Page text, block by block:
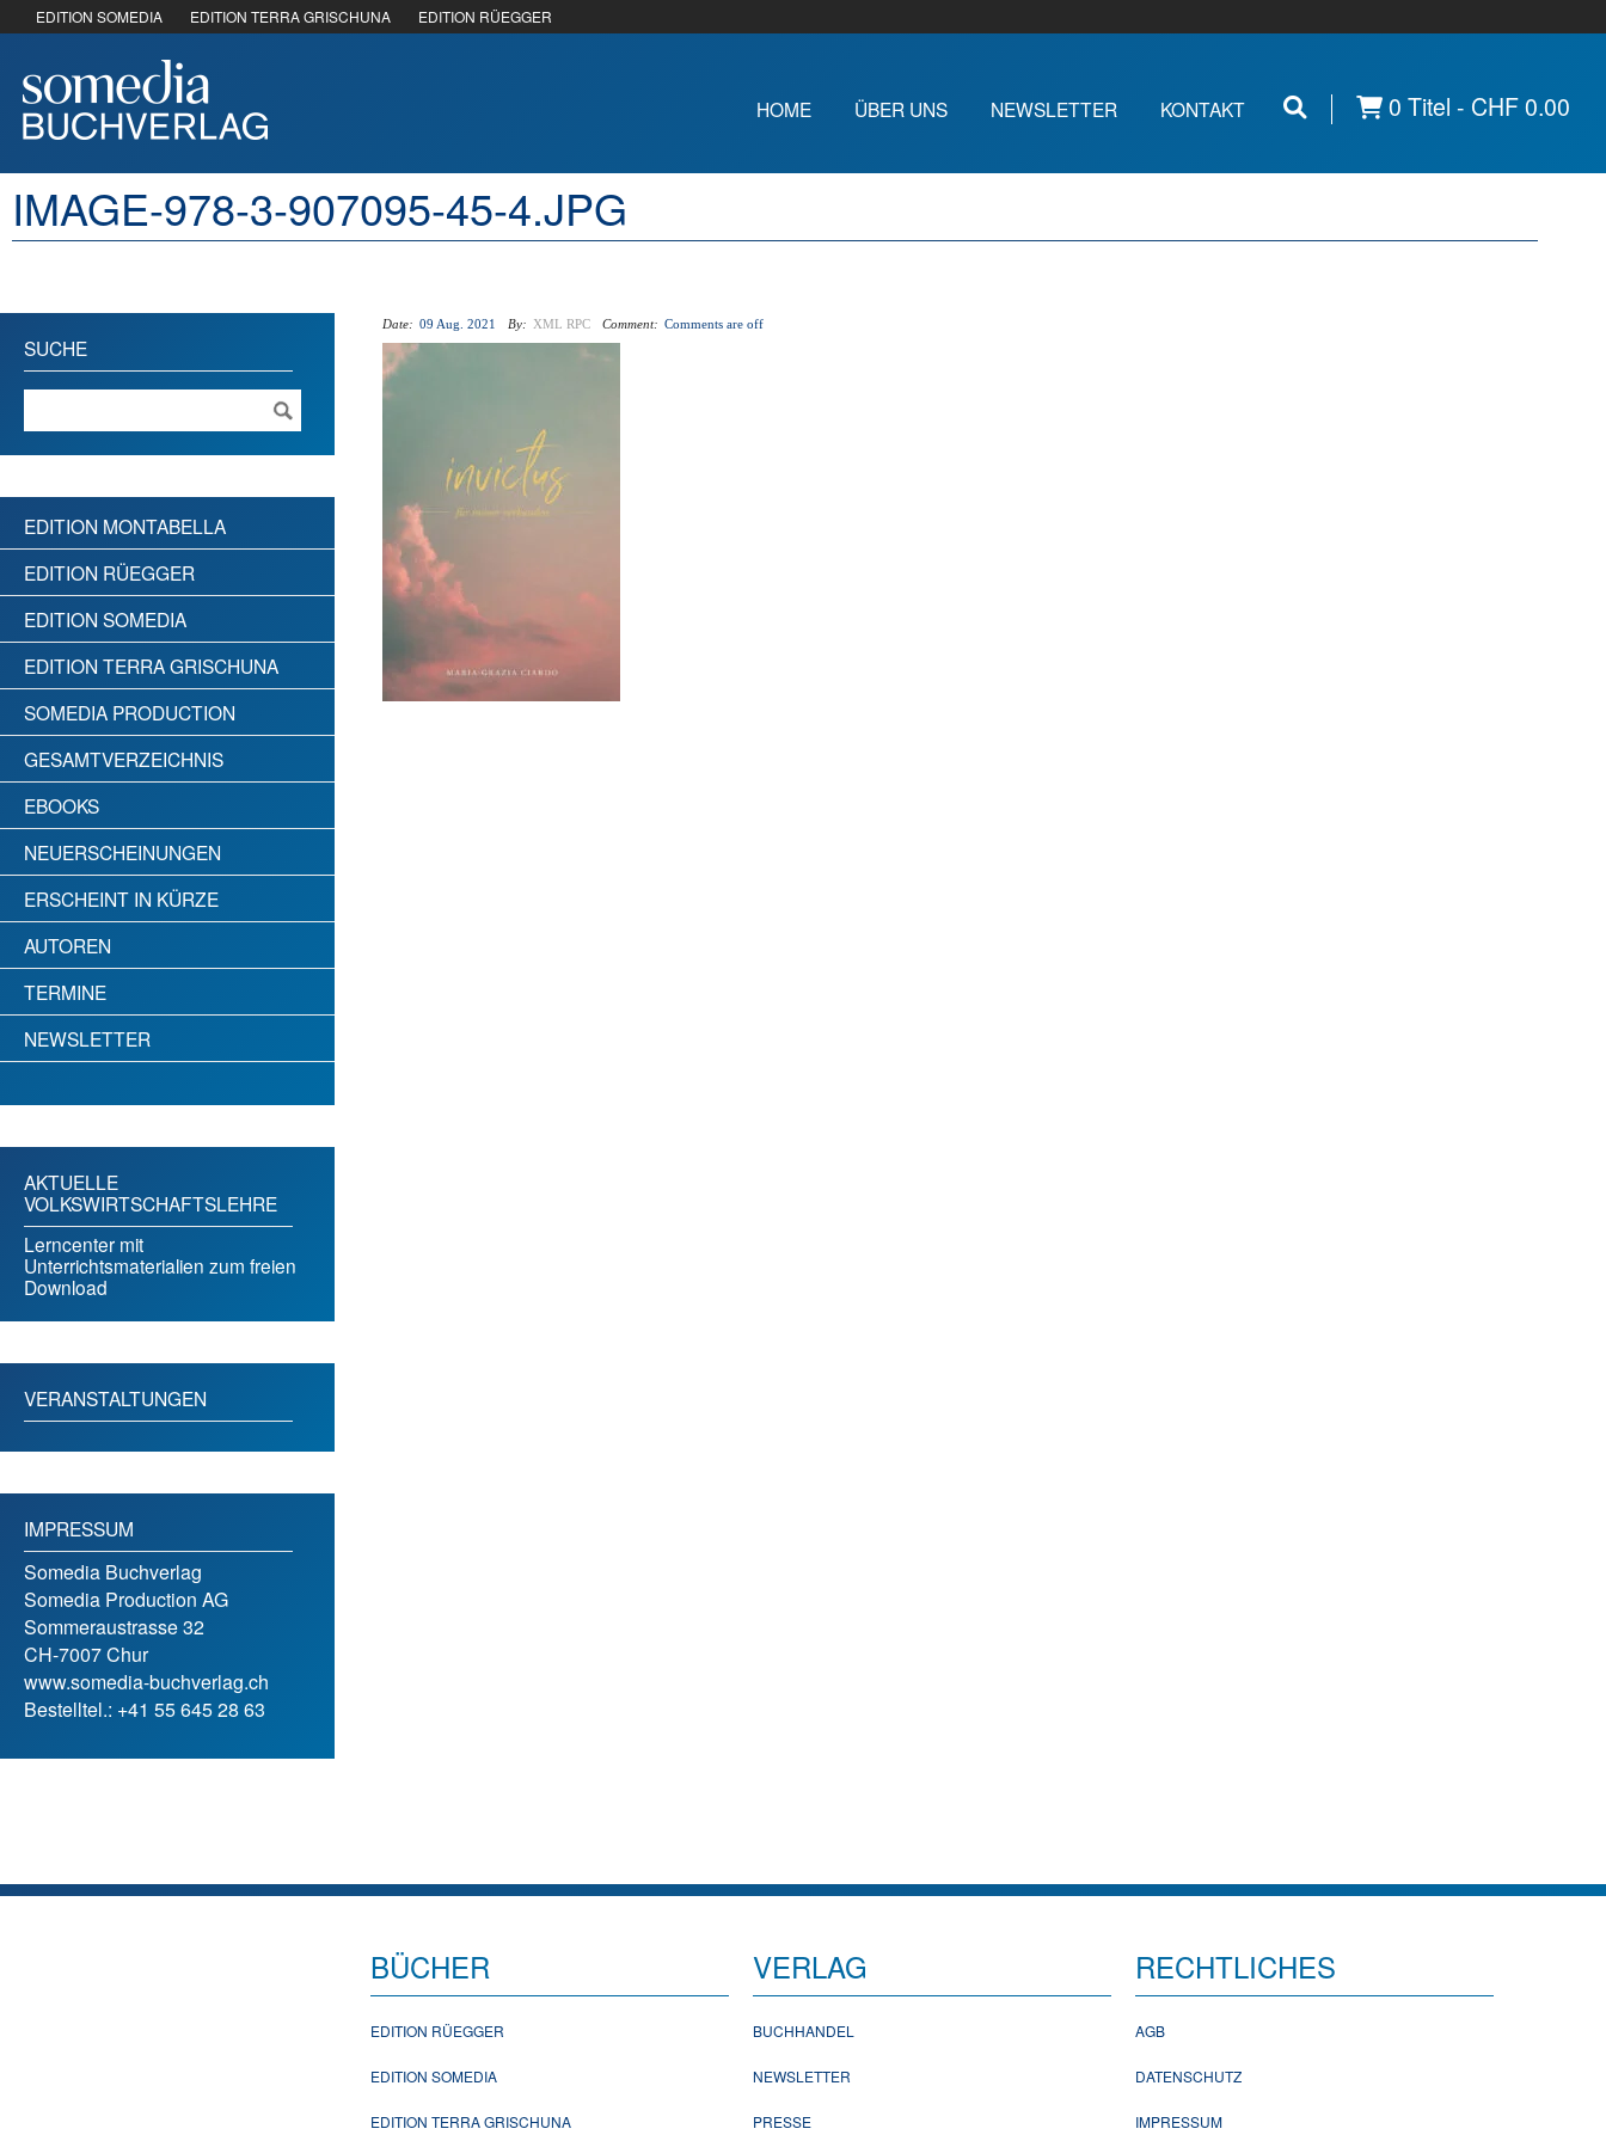
EDITION SOMEDIA EDITION TERRA GRISCHUNA EDITION RÜEGGER
HOME ÜBER UNS NEWSLETTER KONTAKT 0 Titel - CHF0.00
IMAGE-978-3-907095-45-4.JPG
Date: 09 Aug. 2021 By: XML RPC Comment: Comments are off
SUCHE
EDITION MONTABELLA
EDITION RÜEGGER
EDITION SOMEDIA
EDITION TERRA GRISCHUNA
SOMEDIA PRODUCTION
GESAMTVERZEICHNIS
EBOOKS
NEUERSCHEINUNGEN
ERSCHEINT IN KÜRZE
AUTOREN
TERMINE
NEWSLETTER
AKTUELLE
VOLKSWIRTSCHAFTSLEHRE
Lerncenter mit
Unterrichtsmaterialien zum freien
Download
VERANSTALTUNGEN
IMPRESSUM
Somedia Buchverlag
Somedia Production AG
Sommeraustrasse 32
CH-7007 Chur
www.somedia-buchverlag.ch
Bestelltel.: +41 55 645 28 63
BÜCHER
EDITION RÜEGGER
EDITION SOMEDIA
EDITION TERRA GRISCHUNA
VERLAG
BUCHHANDEL
NEWSLETTER
PRESSE
RECHTLICHES
AGB
DATENSCHUTZ
IMPRESSUM